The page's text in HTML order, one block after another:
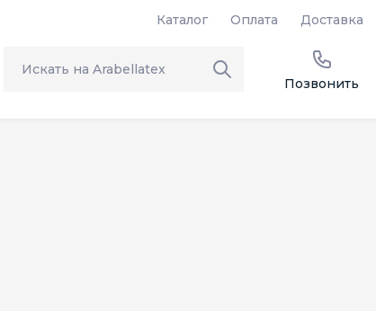
Каталог Оплата Доставка
Позвонить